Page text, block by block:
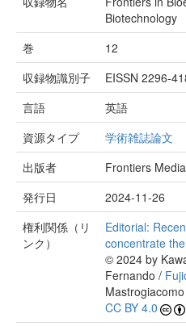
Biotechnology
巻
12
収録物識別子
EISSN 2296-
言語
英語
資源タイプ
学術雑誌論文
出版者
Frontiers
発行日
2024-11-26
権利関係（リ
ンク）
Editorial:
concentrate
© 2024 by
Fernando /
CC BY 4.0